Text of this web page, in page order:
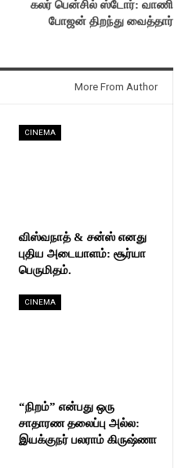
கலர் பென்சில் ஸ்டோர்: வாணி
போஜன் திறந்து வைத்தார்
More From Author
CINEMA
விஸ்வநாத் & சன்ஸ் எனது
புதிய அடையாளம்: சூர்யா
பெருமிதம்.
CINEMA
“நிறம்” என்பது ஒரு
சாதாரண தலைப்பு அல்ல:
இயக்குநர் பலராம் கிருஷ்ணா